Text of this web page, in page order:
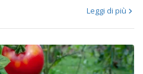
Leggi di più